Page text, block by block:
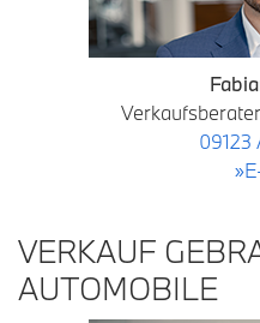
09123
VERKAUF
AUTOMOBILE